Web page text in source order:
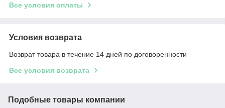
Все условия оплаты
Условия возврата
Возврат товара в течение 14 дней по договоренности
Все условия возврата
Подобные товары компании